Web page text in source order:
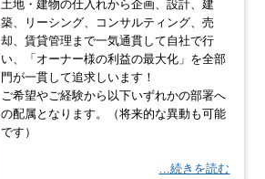
土地・建物の仕入れから企画、設計、建
築、リーシング、コンサルティング、売
却、賃貸管理まで一気通貫して自社で行
い、「オーナー様の利益の最大化」を全部
門が一貫して追求しいます！
ご希望やご経験から以下いずれかの部署へ
の配属となります。（将来的な異動も可能
です）
…続きを読む